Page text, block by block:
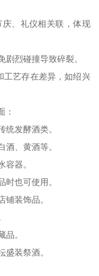
、礼仪相关联，体现
烈碰撞导致碎裂。
工艺存在差异，如绍兴
：
统发酵酒类。
酒、黄酒等。
容器。
时也可使用。
铺装饰品。
品。
盛装祭酒。